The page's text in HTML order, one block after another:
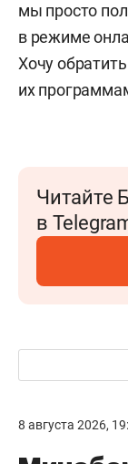
мы просто
в режиме
Хочу
их
Читайте
в
8 августа 2026,